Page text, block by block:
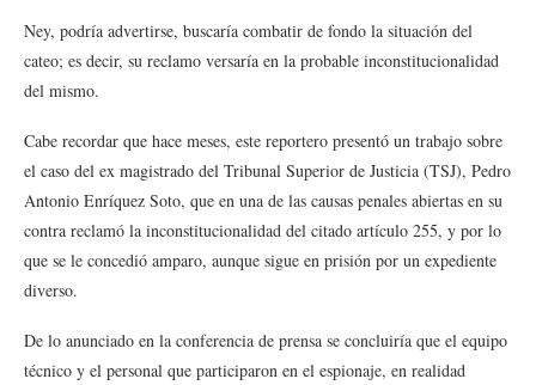
Ney, podría advertirse, buscaría combatir de fondo la situación del
cateo; es decir, su reclamo versaría en la probable inconstitucionalidad
del mismo.
Cabe recordar que hace meses, este reportero presentó un trabajo sobre
el caso del ex magistrado del Tribunal Superior de Justicia (TSJ), Pedro
Antonio Enríquez Soto, que en una de las causas penales abiertas en su
contra reclamó la inconstitucionalidad del citado artículo 255, y por lo
que se le concedió amparo, aunque sigue en prisión por un expediente
diverso.
De lo anunciado en la conferencia de prensa se concluiría que el equipo
técnico y el personal que participaron en el espionaje, en realidad